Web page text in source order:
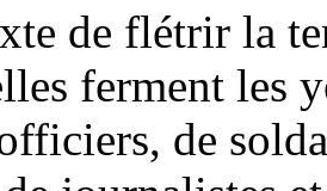
de flétrir la
ferment les
de